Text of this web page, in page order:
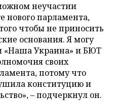
неучастии
нового парламента,
чтобы не приносить
основания. Я могу
«Наша Украина» и БЮТ
своих
потому что
конституцию и
– подчеркнул он.